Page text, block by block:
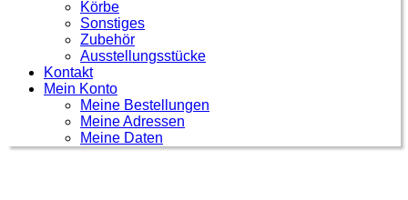
Körbe
Sonstiges
Zubehör
Ausstellungsstücke
Kontakt
Mein Konto
Meine Bestellungen
Meine Adressen
Meine Daten